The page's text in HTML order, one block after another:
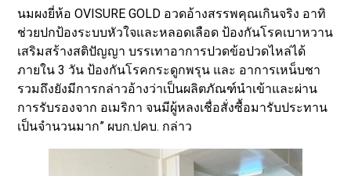
นมผงยี่ห้อ OVISURE GOLD อวดอ้างสรรพคุณเกินจริง อาทิ
ช่วยปกป้องระบบหัวใจและหลอดเลือด ป้องกันโรคเบาหวาน
เสริมสร้างสติปัญญา บรรเทาอาการปวดข้อปวดไหล่ได้
ภายใน 3 วัน ป้องกันโรคกระดูกพรุน และ อาการเหน็บชา
รวมถึงยังมีการกล่าวอ้างว่าเป็นผลิตภัณฑ์นำเข้าและผ่าน
การรับรองจาก อเมริกา จนมีผู้หลงเชื่อสั่งซื้อมารับประทาน
เป็นจำนวนมาก” ผบก.ปคบ. กล่าว